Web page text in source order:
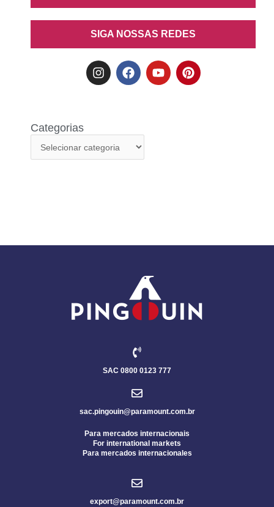
SIGA NOSSAS REDES
Categorias
SAC 0800 0123 777
sac.pingouin@paramount.com.br
Para mercados internacionais
For international markets
Para mercados internacionales
export@paramount.com.br